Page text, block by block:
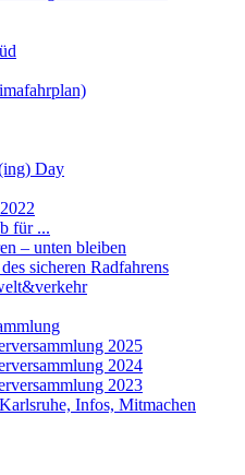
Day
für ...
– unten bleiben
sicheren Radfahrens
2025
2024
2023
Infos, Mitmachen